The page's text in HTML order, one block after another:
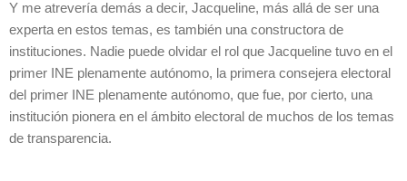
Y me atrevería demás a decir, Jacqueline, más allá de ser una
experta en estos temas, es también una constructora de
instituciones. Nadie puede olvidar el rol que Jacqueline tuvo en el
primer INE plenamente autónomo, la primera consejera electoral
del primer INE plenamente autónomo, que fue, por cierto, una
institución pionera en el ámbito electoral de muchos de los temas
de transparencia.